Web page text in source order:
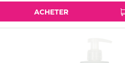
ACHETER